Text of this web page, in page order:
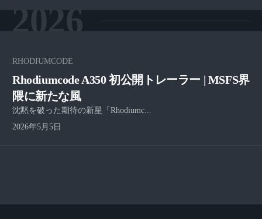
2026
RHODIUMCODE
Rhodiumcode A350 初公開トレーラー | MSFS界
隈に新たな風
沈黙を破った期待の新星「Rhodiumc...
2026年5月5日